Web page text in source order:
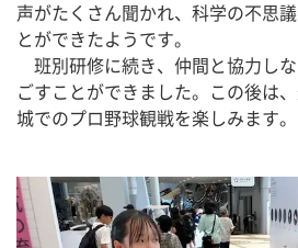
声がたくさん聞かれ、科学の不思
とができたようです。
班別研修に続き、仲間と協力し
ごすことができました。この後は
城でのプロ野球観戦を楽しみます。